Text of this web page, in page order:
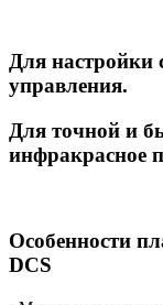
Для настройки
управления.
Для точной и
инфракрасное
Особенности
DCS